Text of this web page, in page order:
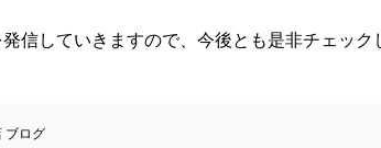
信していきますので、今後とも是非チェック
ブログ